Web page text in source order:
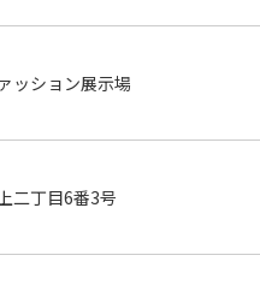
ッション展示場
二丁目6番3号